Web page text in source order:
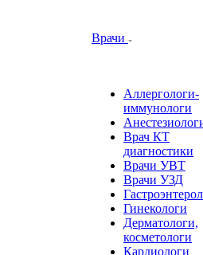
Врачи
Аллергологи-
иммунологи
Врач КТ
диагностики
Врачи УВТ
Врачи УЗД
Гинекологи
Дерматологи,
косметологи
Кардиологи